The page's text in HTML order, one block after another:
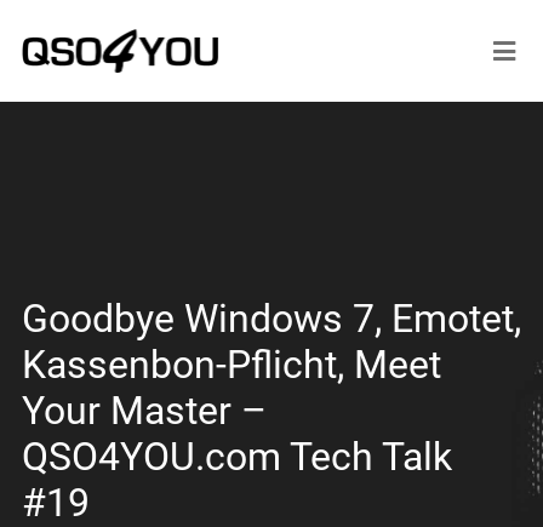
Goodbye Windows 7, Emotet,
Kassenbon-Pflicht, Meet
Your Master –
QSO4YOU.com Tech Talk
#19